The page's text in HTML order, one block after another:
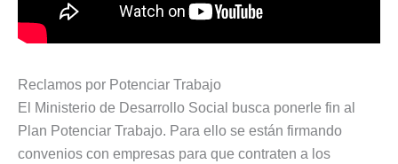
Reclamos por Potenciar Trabajo
El Ministerio de Desarrollo Social busca ponerle fin al
Plan Potenciar Trabajo. Para ello se están firmando
convenios con empresas para que contraten a los